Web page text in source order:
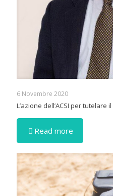
6 Novembre 2020
L’azione dell’ACSI per
Read more